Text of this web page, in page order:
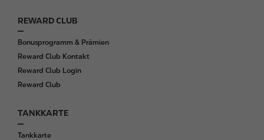
REWARD CLUB
Bonusprogramm & Prämien
Reward Club Kontakt
Reward Club Login
Reward Club
TANKKARTE
Tankkarte